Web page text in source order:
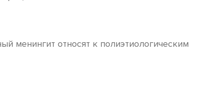
менингит относят к полиэтиологическим